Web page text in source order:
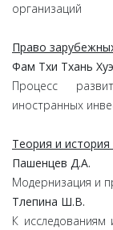
организаций
Право
Фам Тхи Тхань
Процесс
иностранных
Теория и история
Пашенцев Д.А.
Модернизация и
Тлепина Ш.В.
К